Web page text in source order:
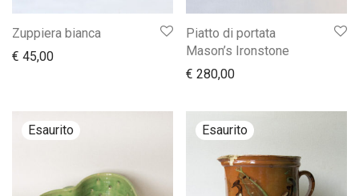
Zuppiera bianca
€ 45,00
Piatto di portata
Mason’s Ironstone
€ 280,00